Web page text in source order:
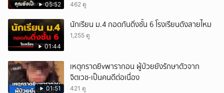
05:52 462 ดู
01:44
นักเรียน ม.4 กอดกันดิ่งชั้น 6 โรงเรียนดังสายไหม
1,255 ดู
01:51
เหตุกราดยิvพารากอน ผู้ป่วยยังรักษาตัวจาก
จิตเวช-เป็นคนดีต่อเนื่อง
421 ดู